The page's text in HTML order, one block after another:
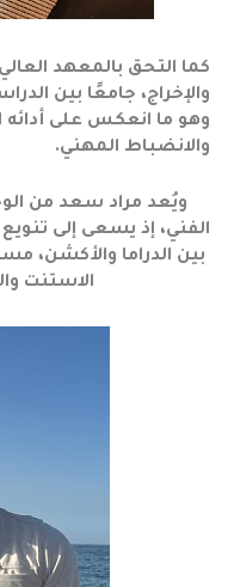
كما التحق بالمعهد
والإخراج، جامعًا بين
وهو ما انعكس على أدائه
والانضباط المهني.
ويُعد مراد سعد من
الفني، إذ يسعى إلى
بين الدراما والأكشن،
الاستنت